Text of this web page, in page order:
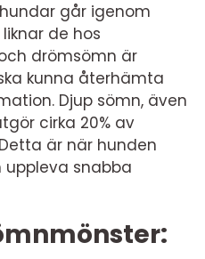
går igenom
de hos
drömsömn är
kunna återhämta
Djup sömn, även
cirka 20% av
är när hunden
snabba